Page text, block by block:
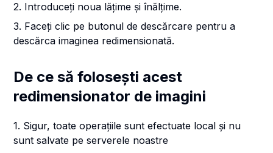
2. Introduceți noua lățime și înălțime.
3. Faceți clic pe butonul de descărcare pentru a
descărca imaginea redimensionată.
De ce să folosești acest
redimensionator de imagini
1. Sigur, toate operațiile sunt efectuate local și nu
sunt salvate pe serverele noastre